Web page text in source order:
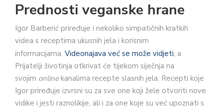
Prednosti veganske hrane
Igor Barberić priređuje i nekoliko simpatičnih kratkih
videa s receptima ukusnih jela i korisnim
informacijama. Videonajava već se može vidjeti, a
Prijatelji životinja otkrivat će tijekom siječnja na
svojim onlinekanalima recepte slasnih jela. Recepti koje
Igor priređuje izvrsni su za sve one koji žele otvoriti nove
vidike i jesti raznolikije, ali i za one koje su već upoznati s